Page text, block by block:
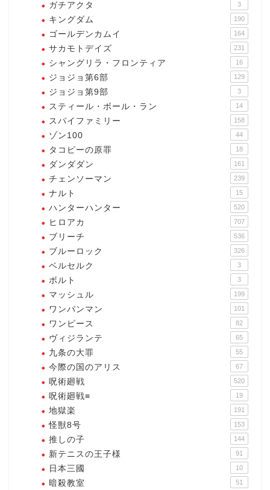
ガチアクタ 3
キングダム 190
ゴールデンカムイ 164
サカモトデイズ 231
シャングリラ・フロンティア 16
ジョジョ第6部 129
ジョジョ第9部 3
スティール・ボール・ラン 14
スパイファミリー 158
ゾン100 44
タコピーの原罪 18
ダンダダン 161
チェンソーマン 239
ナルト 15
ハンターハンター 520
ヒロアカ 707
ブリーチ 536
ブルーロック 326
ベルセルク 3
ボルト 3
マッシュル 199
ワンパンマン 101
ワンピース 82
ヴィジランテ 65
九条の大罪 55
今際の国のアリス 67
呪術廻戦 520
呪術廻戦≡ 19
地獄楽 191
怪獣8号 153
推しの子 144
新テニスの王子様 91
日本三國 10
暗殺教室 51